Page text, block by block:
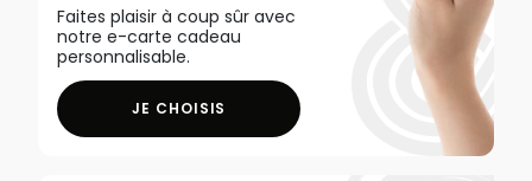
Faites plaisir à coup sûr avec
notre e-carte cadeau
personnalisable.
JE CHOISIS